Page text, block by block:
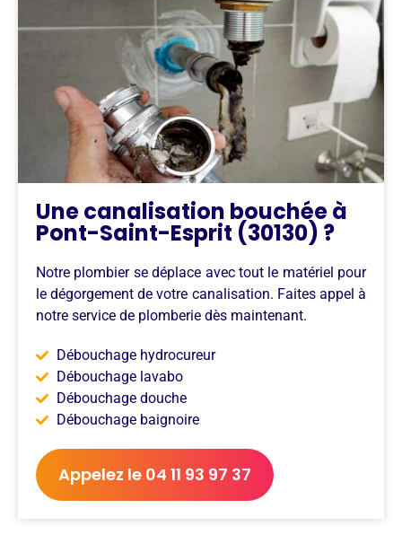
Une canalisation bouchée à
Pont-Saint-Esprit (30130) ?
Notre plombier se déplace avec tout le matériel pour
le dégorgement de votre canalisation. Faites appel à
notre service de plomberie dès maintenant.
Débouchage hydrocureur
Débouchage lavabo
Débouchage douche
Débouchage baignoire
Appelez le 04 11 93 97 37